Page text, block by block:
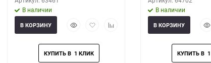
В наличии
БыстрыйДобавить
избранное
Добавить
В КОРЗИНУ
В наличии
В КОРЗИНУ